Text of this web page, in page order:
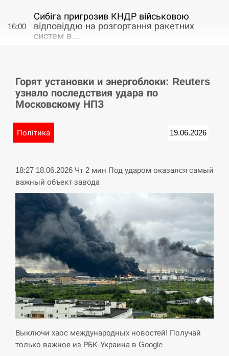
16:00
Сибіга пригрозив КНДР військовою
відповіддю на розгортання ракетних
систем в…
15:53
Баллистическая атака РФ уничтожила
логистический комплекс PUMA
У Німеччині удар блискавки розділив
СЕРПЕНЬ
Пытки военнообязанного на
Закарпатье: работнику ТЦК грозит
тюрьма
СЕРПЕНЬ
15:10
Іспанія попросила партнерів не
критикувати Марокко через міграційну
кризу –…
СЕРПЕНЬ
15:00
РФ провела новий раунд таємних
зустрічей з Європою щодо війни…
Горят установки и энергоблоки: Reuters
узнало последствия удара по
Московскому НПЗ
Політика 19.06.2026
18:27 18.06.2026 Чт 2 мин Под ударом оказался самый
важный объект завода
Выключи хаос международных новостей! Получай
только важное из РБК-Украина в Google